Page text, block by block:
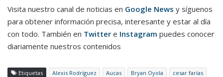
Visita nuestro canal de noticias en Google News y síguenos
para obtener información precisa, interesante y estar al día
con todo. También en Twitter e Instagram puedes conocer
diariamente nuestros contenidos
Etiquetas Alexis Rodríguez Aucas Bryan Oyola
cesar farías